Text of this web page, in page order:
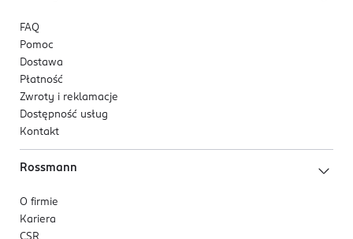
FAQ
Pomoc
Dostawa
Płatność
Zwroty i reklamacje
Dostępność usług
Kontakt
Rossmann
O firmie
Kariera